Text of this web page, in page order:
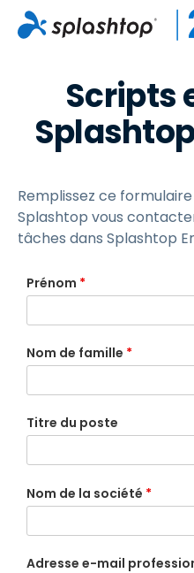
Scripts
Remplissez ce
Splashtop vous
tâches dans Splashtop
Prénom *
Nom de famille *
Titre du poste
Nom de la société *
Adresse e-mail